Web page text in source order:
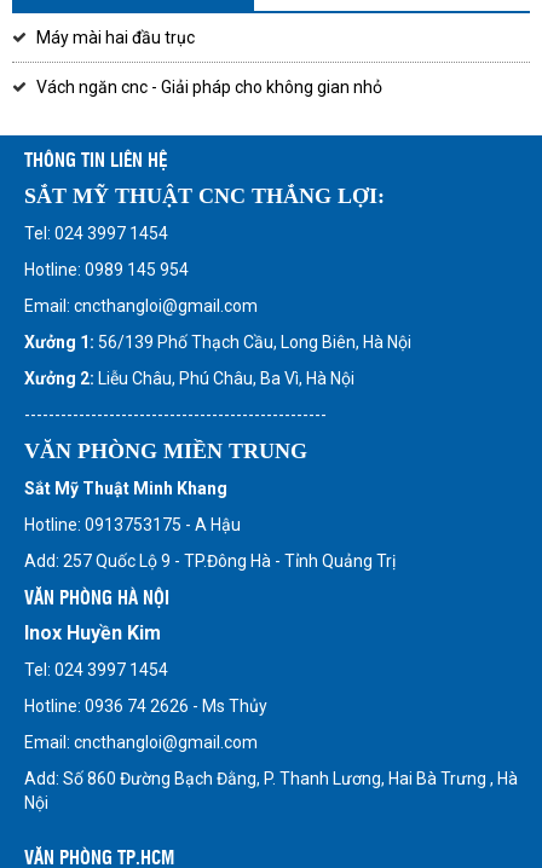
Máy mài hai đầu trục
Vách ngăn cnc - Giải pháp cho không gian nhỏ
THÔNG TIN LIÊN HỆ
SẮT MỸ THUẬT CNC THẮNG LỢI:
Tel: 024 3997 1454
Hotline: 0989 145 954
Email: cncthangloi@gmail.com
Xưởng 1: 56/139 Phố Thạch Cầu, Long Biên, Hà Nội
Xưởng 2: Liễu Châu, Phú Châu, Ba Vì, Hà Nội
--------------------------------------------------
VĂN PHÒNG MIỀN TRUNG
Sắt Mỹ Thuật Minh Khang
Hotline: 0913753175 - A Hậu
Add: 257 Quốc Lộ 9 - TP.Đông Hà - Tỉnh Quảng Trị
VĂN PHÒNG HÀ NỘI
Inox Huyền Kim
Tel: 024 3997 1454
Hotline: 0936 74 2626 - Ms Thủy
Email: cncthangloi@gmail.com
Add: Số 860 Đường Bạch Đằng, P. Thanh Lương, Hai Bà Trưng , Hà
Nội
VĂN PHÒNG TP.HCM